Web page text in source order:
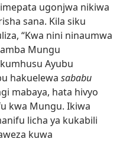
ugonjwa nikiwa
sana. Kila siku
“Kwa nini ninaumwa
Mungu
Ayubu
hakuelewa sababu
mabaya, hata hivyo
kwa Mungu. Ikiwa
licha ya kukabili
kuwa